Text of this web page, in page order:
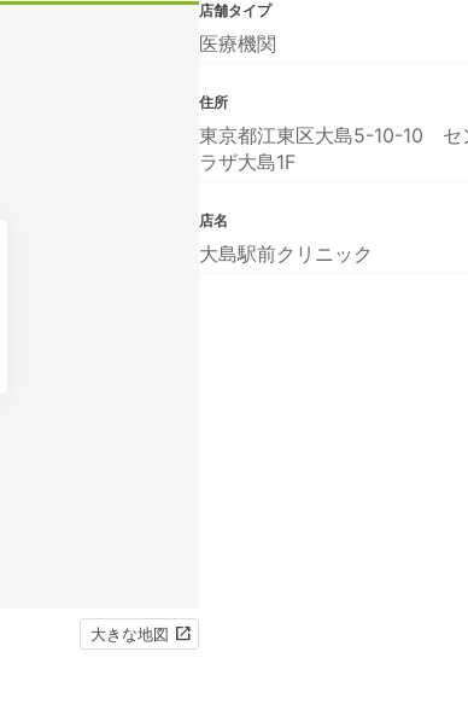
大きな地図
店舗タイプ
医療機関
住所
東京都江東区大島5-10-10 セ
ラザ大島1F
店名
大島駅前クリニック